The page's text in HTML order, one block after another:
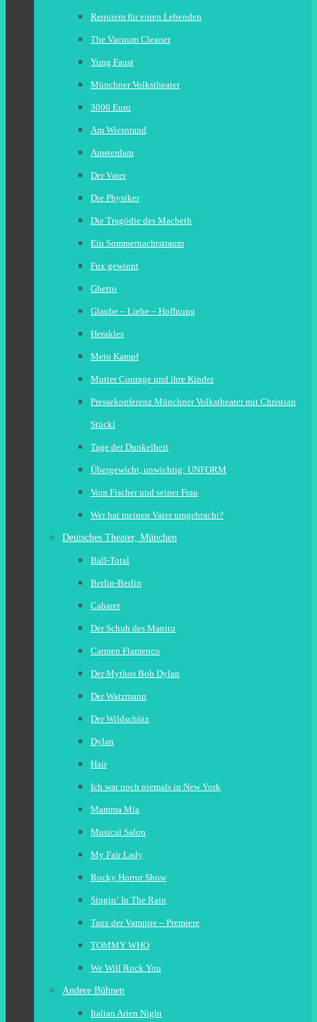
Requiem für einen Lebenden
The Vacuum Cleaner
Yung Faust
Münchner Volkstheater
3000 Euro
Am Wiesnrand
Amsterdam
Der Vater
Die Physiker
Die Tragödie des Macbeth
Ein Sommernachtstraum
Fux gewinnt
Ghetto
Glaube – Liebe – Hoffnung
Herakles
Mein Kampf
Mutter Courage und ihre Kinder
Pressekonferenz Münchner Volkstheater mit Christian
Stückl
Tage der Dunkelheit
Übergewicht, unwichtig: UNFORM
Vom Fischer und seiner Frau
Wer hat meinen Vater umgebracht?
Deutsches Theater, München
Ball-Total
Berlin-Berlin
Cabaret
Der Schuh des Manitu
Carmen Flamenco
Der Mythos Bob Dylan
Der Watzmann
Der Wildschütz
Dylan
Hair
Ich war noch niemals in New York
Mamma Mia
Musical Salon
My Fair Lady
Rocky Horror Show
Singin‘ In The Rain
Tanz der Vampire – Premiere
TOMMY WHO
We Will Rock You
Andere Bühnen
Italian Arien Night